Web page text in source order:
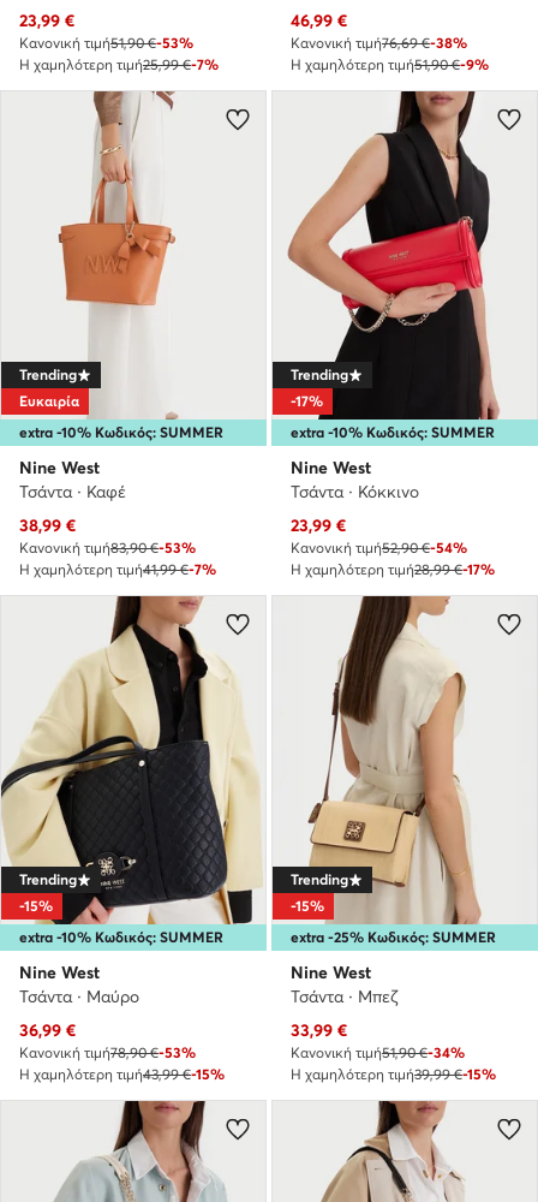
Τρέχουσα τιμή
23,99 €
Κανονική τιμή51,90 €-53%
Η χαμηλότερη τιμή25,99 €-7%
Τρέχουσα τιμή
46,99 €
Κανονική τιμή76,69 €-38%
Η χαμηλότερη τιμή51,90 €-9%
extra -10% Κωδικός: SUMMER
Trending
Ευκαιρία
Nine West
Τσάντα · Καφέ
Τρέχουσα τιμή
38,99 €
Κανονική τιμή83,90 €-53%
Η χαμηλότερη τιμή41,99 €-7%
extra -10% Κωδικός: SUMMER
Trending
-17%
Nine West
Τσάντα · Κόκκινο
Τρέχουσα τιμή
23,99 €
Κανονική τιμή52,90 €-54%
Η χαμηλότερη τιμή28,99 €-17%
extra -10% Κωδικός: SUMMER
Trending
-15%
Nine West
Τσάντα · Μαύρο
Τρέχουσα τιμή
36,99 €
Κανονική τιμή78,90 €-53%
Η χαμηλότερη τιμή43,99 €-15%
extra -25% Κωδικός: SUMMER
Trending
-15%
Nine West
Τσάντα · Μπεζ
Τρέχουσα τιμή
33,99 €
Κανονική τιμή51,90 €-34%
Η χαμηλότερη τιμή39,99 €-15%